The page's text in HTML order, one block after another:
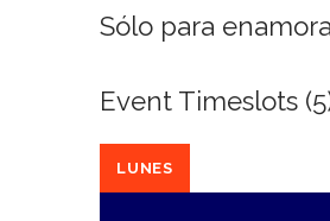
Sólo para
Event Timeslots
LUNES